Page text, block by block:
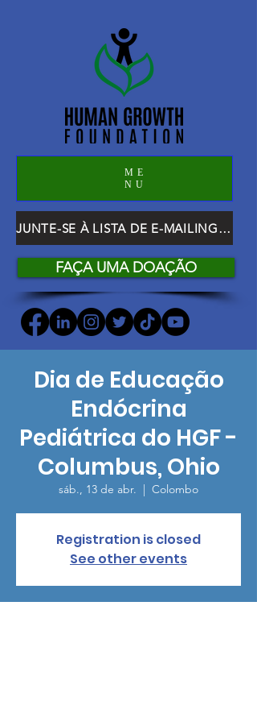
ME
NU
JUNTE-SE À LISTA DE E-MAILING DO HGF
FAÇA UMA DOAÇÃO
Dia de Educação
Endócrina
Pediátrica do HGF -
Columbus, Ohio
sáb., 13 de abr.
  |
Colombo
Registration is closed
See other events